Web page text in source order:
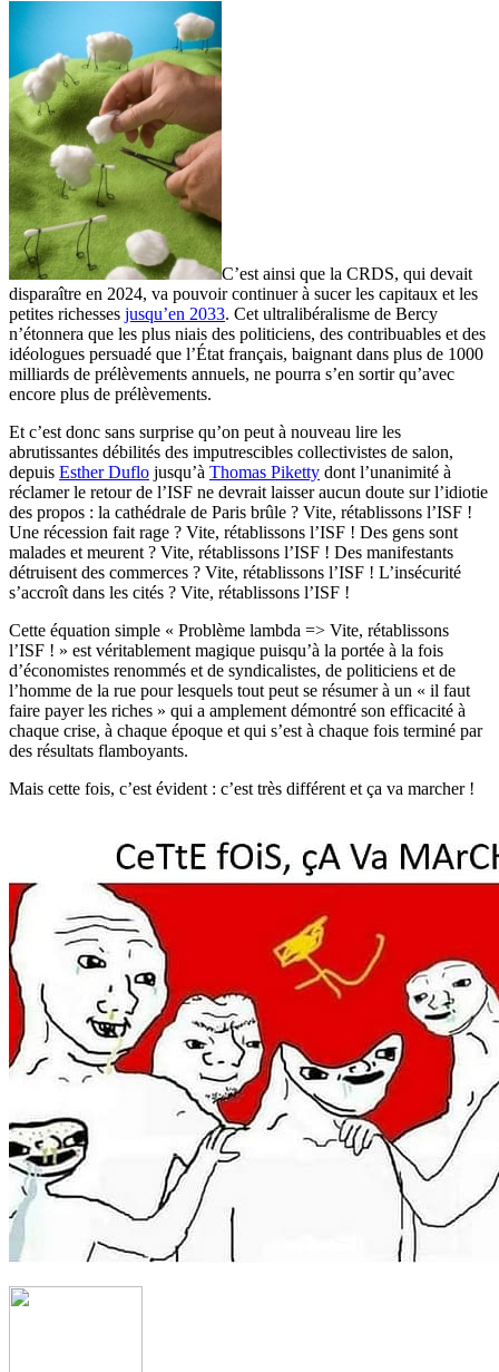
C’est ainsi que la CRDS, qui devait
disparaître en 2024, va pouvoir continuer à sucer les capitaux et les
petites richesses jusqu’en 2033. Cet ultralibéralisme de Bercy
n’étonnera que les plus niais des politiciens, des contribuables et des
idéologues persuadé que l’État français, baignant dans plus de 1000
milliards de prélèvements annuels, ne pourra s’en sortir qu’avec
encore plus de prélèvements.
Et c’est donc sans surprise qu’on peut à nouveau lire les
abrutissantes débilités des imputrescibles collectivistes de salon,
depuis Esther Duflo jusqu’à Thomas Piketty dont l’unanimité à
réclamer le retour de l’ISF ne devrait laisser aucun doute sur l’idiotie
des propos : la cathédrale de Paris brûle ? Vite, rétablissons l’ISF !
Une récession fait rage ? Vite, rétablissons l’ISF ! Des gens sont
malades et meurent ? Vite, rétablissons l’ISF ! Des manifestants
détruisent des commerces ? Vite, rétablissons l’ISF ! L’insécurité
s’accroît dans les cités ? Vite, rétablissons l’ISF !
Cette équation simple « Problème lambda => Vite, rétablissons
l’ISF ! » est véritablement magique puisqu’à la portée à la fois
d’économistes renommés et de syndicalistes, de politiciens et de
l’homme de la rue pour lesquels tout peut se résumer à un « il faut
faire payer les riches » qui a amplement démontré son efficacité à
chaque crise, à chaque époque et qui s’est à chaque fois terminé par
des résultats flamboyants.
Mais cette fois, c’est évident : c’est très différent et ça va marcher !